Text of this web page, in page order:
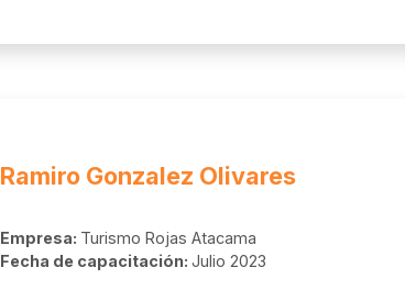
Ramiro Gonzalez Olivares
Empresa: Turismo Rojas Atacama
Fecha de capacitación: Julio 2023